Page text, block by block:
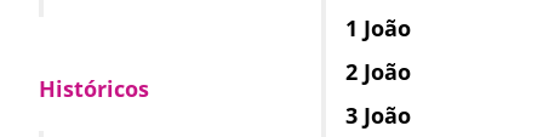
Históricos
1 João
2 João
3 João